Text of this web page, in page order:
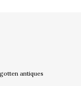
antiques